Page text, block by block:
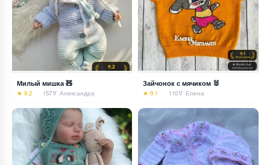
Милый мишка 🧸
★ 9.2 157🏅 Александра
Зайчонок с мячиком 🐰
★ 9.1 110🏅 Елена